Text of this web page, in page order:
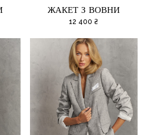
ЖАКЕТ З ВОВНИ
12 400₴